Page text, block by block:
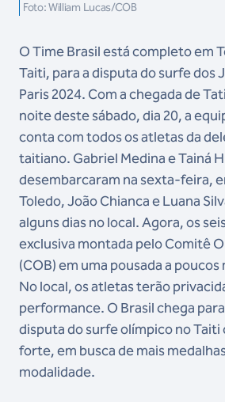
Foto: William Lucas/COB
O Time Brasil está completo em
Taiti, para a disputa do surfe dos
Paris 2024. Com a chegada de
noite deste sábado, dia 20, a
conta com todos os atletas da
taitiano. Gabriel Medina e Tainá
desembarcaram na sexta-feira,
Toledo, João Chianca e Luana
alguns dias no local. Agora, os
exclusiva montada pelo Comitê
(COB) em uma pousada a
No local, os atletas terão
performance. O Brasil chega
disputa do surfe olímpico no Taiti
forte, em busca de mais
modalidade.